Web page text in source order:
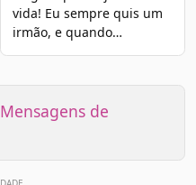
vida! Eu sempre quis um
irmão, e quando…
Mensagens de